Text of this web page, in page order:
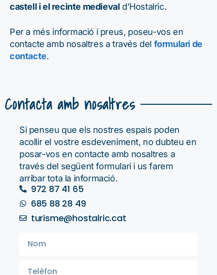
castell i el recinte medieval d’Hostalric.
Per a més informació i preus, poseu-vos en
contacte amb nosaltres a través del formulari de
contacte.
Contacta amb nosaltres
Si penseu que els nostres espais poden
acollir el vostre esdeveniment, no dubteu en
posar-vos en contacte amb nosaltres a
través del següent formulari i us farem
arribar tota la informació.
972 87 41 65
685 88 28 49
turisme@hostalric.cat